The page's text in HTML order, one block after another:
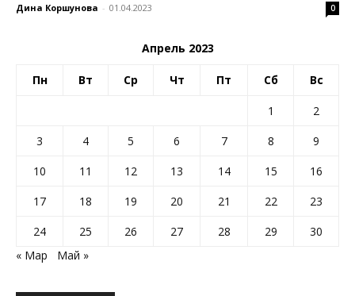
Дина Коршунова - 01.04.2023 0
Апрель 2023
Пн Вт Ср Чт Пт Сб Вс
1
2
3
4 5 6 7 8
9
10
11 12 13 14 15
16
17
18 19 20 21 22
23
24
25 26 27 28 29
30
« Мар
Май »